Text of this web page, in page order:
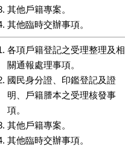
其他戶籍專案。
其他臨時交辦事項。
各項戶籍登記之受理整理及相
關通報處理事項。
國民身分證、印鑑登記及證
明、戶籍謄本之受理核發事
項。
其他戶籍專案。
其他臨時交辦事項。